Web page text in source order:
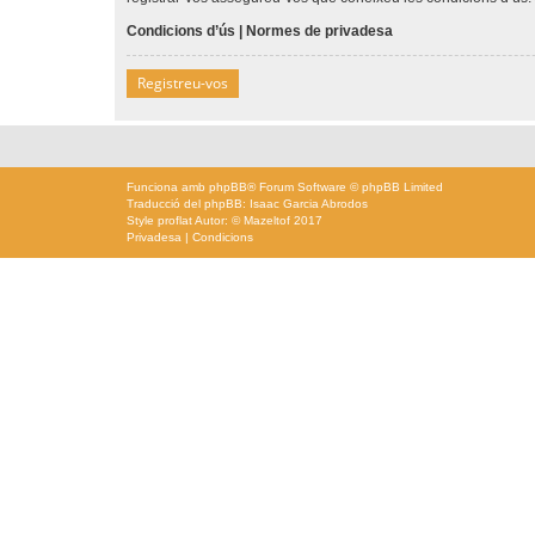
Condicions d’ús
Normes de privadesa
Registreu-vos
Funciona amb phpBB® Forum Software © phpBB Limited
Traducció del phpBB: Isaac Garcia Abrodos
Style proflatAutor: © Mazeltof 2017
Privadesa
Condicions